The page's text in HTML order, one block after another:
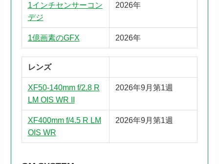
1インチセンサーコン
デジ
2026年
1億画素のGFX 2026年
レンズ
XF50-140mm f/2.8 R
LM OIS WR II
2026年9月第1週
XF400mm f/4.5 R LM
OIS WR
2026年9月第1週